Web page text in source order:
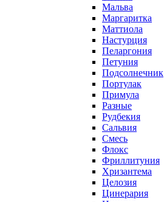
Мальва
Маргаритка
Маттиола
Настурция
Пеларгония
Петуния
Подсолнечник
Портулак
Примула
Разные
Рудбекия
Сальвия
Смесь
Флокс
Фриллитуния
Хризантема
Целозия
Цинерария